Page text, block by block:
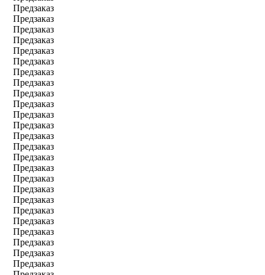
Предзаказ
Предзаказ
Предзаказ
Предзаказ
Предзаказ
Предзаказ
Предзаказ
Предзаказ
Предзаказ
Предзаказ
Предзаказ
Предзаказ
Предзаказ
Предзаказ
Предзаказ
Предзаказ
Предзаказ
Предзаказ
Предзаказ
Предзаказ
Предзаказ
Предзаказ
Предзаказ
Предзаказ
Предзаказ